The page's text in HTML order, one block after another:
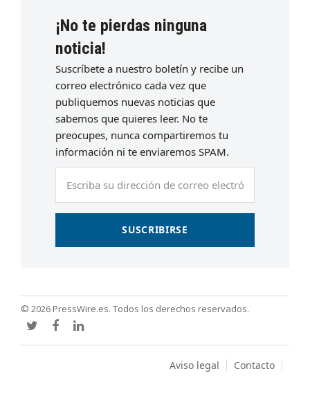
¡No te pierdas ninguna
noticia!
Suscríbete a nuestro boletín y recibe un
correo electrónico cada vez que
publiquemos nuevas noticias que
sabemos que quieres leer. No te
preocupes, nunca compartiremos tu
información ni te enviaremos SPAM.
SUSCRIBIRSE
© 2026 PressWire.es. Todos los derechos reservados.
TwitterFacebook
LinkedIn
Aviso legal Contacto